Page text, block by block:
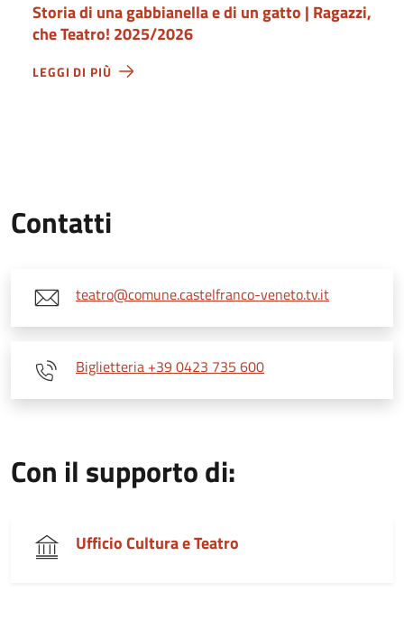
Storia di una gabbianella e di un gatto | Ragazzi,
che Teatro! 2025/2026
LEGGI DI PIÙ
Contatti
teatro@comune.castelfranco-veneto.tv.it
Biglietteria +39 0423 735 600
Con il supporto di:
Ufficio Cultura e Teatro